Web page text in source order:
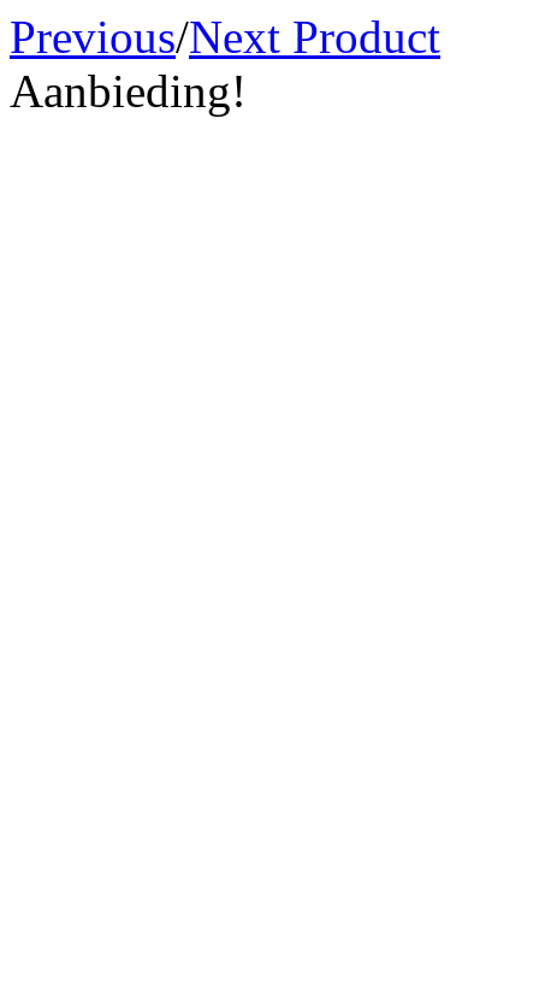
Previous/Next Product
Aanbieding!